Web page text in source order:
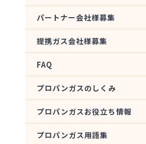
パートナー会社様募集
提携ガス会社様募集
FAQ
プロパンガスのしくみ
プロパンガスお役立ち情報
プロパンガス用語集